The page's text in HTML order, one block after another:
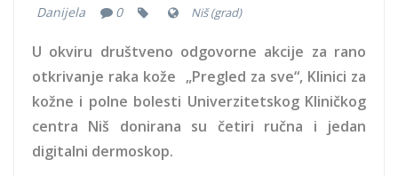
Danijela 0 Niš (grad)
U okviru društveno odgovorne akcije za rano
otkrivanje raka kože „Pregled za sve“, Klinici za
kožne i polne bolesti Univerzitetskog Kliničkog
centra Niš donirana su četiri ručna i jedan
digitalni dermoskop.